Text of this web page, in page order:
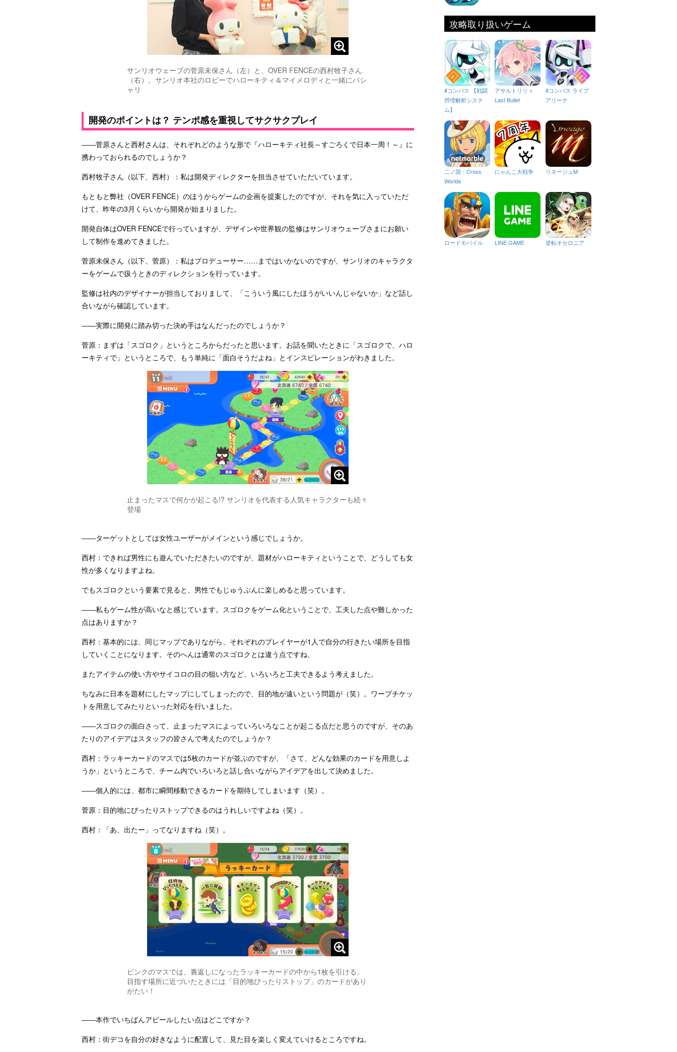
サンリオウェーブの菅原未保さん（左）と、OVER FENCEの西村牧子さん
（右）。サンリオ本社のロビーでハローキティ＆マイメロディと一緒にパシ
ャリ
開発のポイントは？ テンポ感を重視してサクサクプレイ
――菅原さんと西村さんは、それぞれどのような形で『ハローキティ社長～すごろくで日本一周！～』に
携わっておられるのでしょうか？
西村牧子さん（以下、西村）：私は開発ディレクターを担当させていただいています。
もともと弊社（OVER FENCE）のほうからゲームの企画を提案したのですが、それを気に入っていただ
けて、昨年の3月くらいから開発が始まりました。
開発自体はOVER FENCEで行っていますが、デザインや世界観の監修はサンリオウェーブさまにお願い
して制作を進めてきました。
菅原未保さん（以下、菅原）：私はプロデューサー……まではいかないのですが、サンリオのキャラクタ
ーをゲームで扱うときのディレクションを行っています。
監修は社内のデザイナーが担当しておりまして、「こういう風にしたほうがいいんじゃないか」など話し
合いながら確認しています。
――実際に開発に踏み切った決め手はなんだったのでしょうか？
菅原：まずは「スゴロク」というところからだったと思います。お話を聞いたときに「スゴロクで、ハロ
ーキティで」というところで、もう単純に「面白そうだよね」とインスピレーションがわきました。
止まったマスで何かが起こる!? サンリオを代表する人気キャラクターも続々
登場
――ターゲットとしては女性ユーザーがメインという感じでしょうか。
西村：できれば男性にも遊んでいただきたいのですが、題材がハローキティということで、どうしても女
性が多くなりますよね。
でもスゴロクという要素で見ると、男性でもじゅうぶんに楽しめると思っています。
――私もゲーム性が高いなと感じています。スゴロクをゲーム化ということで、工夫した点や難しかった
点はありますか？
西村：基本的には、同じマップでありながら、それぞれのプレイヤーが1人で自分の行きたい場所を目指
していくことになります。そのへんは通常のスゴロクとは違う点ですね、
またアイテムの使い方やサイコロの目の狙い方など、いろいろと工夫できるよう考えました。
ちなみに日本を題材にしたマップにしてしまったので、目的地が遠いという問題が（笑）。ワープチケッ
トを用意してみたりといった対応を行いました。
――スゴロクの面白さって、止まったマスによっていろいろなことが起こる点だと思うのですが、そのあ
たりのアイデアはスタッフの皆さんで考えたのでしょうか？
西村：ラッキーカードのマスでは5枚のカードが並ぶのですが、「さて、どんな効果のカードを用意しよ
うか」というところで、チーム内でいろいろと話し合いながらアイデアを出して決めました。
――個人的には、都市に瞬間移動できるカードを期待してしまいます（笑）。
菅原：目的地にぴったりストップできるのはうれしいですよね（笑）。
西村：「あ、出たー」ってなりますね（笑）。
ピンクのマスでは、裏返しになったラッキーカードの中から1枚を引ける。
目指す場所に近づいたときには「目的地ぴったりストップ」のカードがあり
がたい！
――本作でいちばんアピールしたい点はどこですか？
西村：街デコを自分の好きなように配置して、見た目を楽しく変えていけるところですね。
攻略取り扱いゲーム
#コンパス 【戦闘
摂理解析システ
ム】
アサルトリリィ
Last Bullet
#コンパス ライブ
アリーナ
二ノ国：Cross
Worlds
にゃんこ大戦争 リネージュM
ロードモバイル LINE GAME 逆転オセロニア